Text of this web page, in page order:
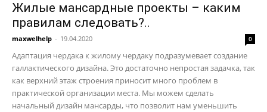
Жилые мансардные проекты – каким
правилам следовать?..
maxwelhelp - 19.04.2020 0
Адаптация чердака к жилому чердаку подразумевает создание
галлактического дизайна. Это достаточно непростая задачка, так
как верхний этаж строения приносит много проблем в
практической организации места. Мы можем сделать
начальный дизайн мансарды, что позволит нам уменьшить